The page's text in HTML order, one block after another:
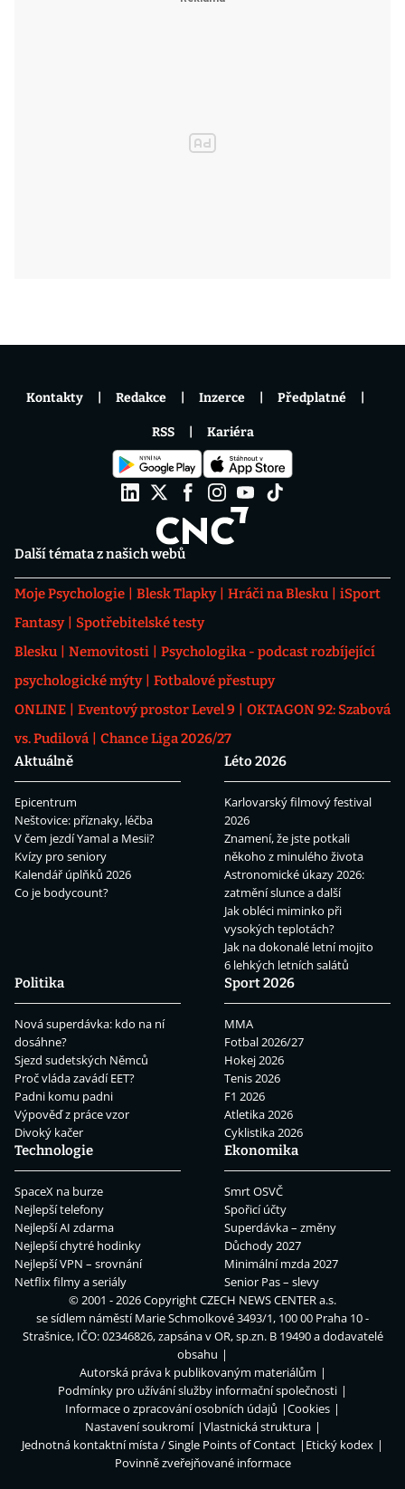
Další témata z našich webů
Moje Psychologie Blesk Tlapky Hráči na Blesku
iSport
Fantasy
Spotřebitelské testy
Blesku
Nemovitosti
Psychologika - podcast rozbíjející
psychologické mýty
Fotbalové přestupy
ONLINE
Eventový prostor Level 9
OKTAGON 92: Szabová
vs. Pudilová
Chance Liga 2026/27
Aktuálně
Epicentrum
Neštovice: příznaky, léčba
V čem jezdí Yamal a Mesii?
Kvízy pro seniory
Kalendář úplňků 2026
Co je bodycount?
Léto 2026
Karlovarský filmový festival
2026
Znamení, že jste potkali
někoho z minulého života
Astronomické úkazy 2026:
zatmění slunce a další
Jak obléci miminko při
vysokých teplotách?
Jak na dokonalé letní mojito
6 lehkých letních salátů
Politika
Nová superdávka: kdo na ní
dosáhne?
Sjezd sudetských Němců
Proč vláda zavádí EET?
Padni komu padni
Výpověď z práce vzor
Divoký kačer
Sport 2026
MMA
Fotbal 2026/27
Hokej 2026
Tenis 2026
F1 2026
Atletika 2026
Cyklistika 2026
Technologie
SpaceX na burze
Nejlepší telefony
Nejlepší AI zdarma
Nejlepší chytré hodinky
Nejlepší VPN – srovnání
Netflix filmy a seriály
Ekonomika
Smrt OSVČ
Spořicí účty
Superdávka – změny
Důchody 2027
Minimální mzda 2027
Senior Pas – slevy
Kontakty Redakce Inzerce Předplatné
RSS Kariéra
© 2001 - 2026 CopyrightCZECH NEWS CENTER a.s.
se sídlem náměstí Marie Schmolkové 3493/1, 100 00 Praha 10 -
Strašnice, IČO: 02346826, zapsána v OR, sp.zn. B 19490 a dodavatelé
obsahu
Autorská práva k publikovaným materiálům
Podmínky pro užívání služby informační společnosti
Informace o zpracování osobních údajů
Cookies
Nastavení soukromí
Vlastnická struktura
Jednotná kontaktní místa / Single Points of Contact
Etický kodex
Povinně zveřejňované informace